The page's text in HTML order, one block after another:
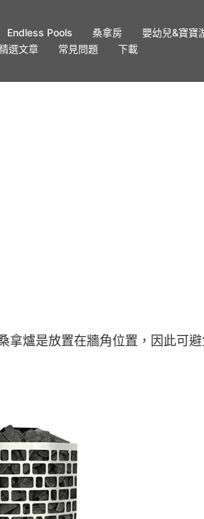
Endless Pools 桑拿房 嬰幼兒&寶寶
選文章 常見問題 下載
爐是放置在牆角位置，因此可